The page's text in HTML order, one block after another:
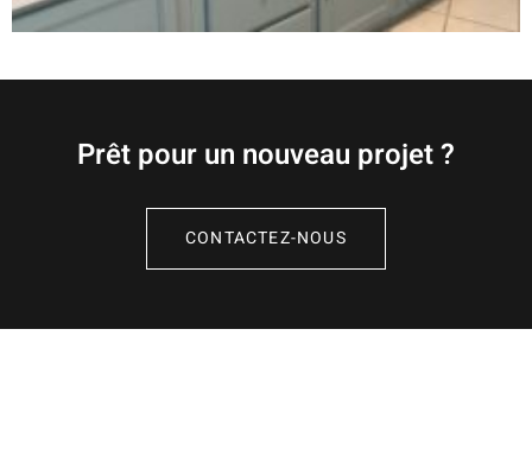
Prêt pour un nouveau projet ?
CONTACTEZ-NOUS